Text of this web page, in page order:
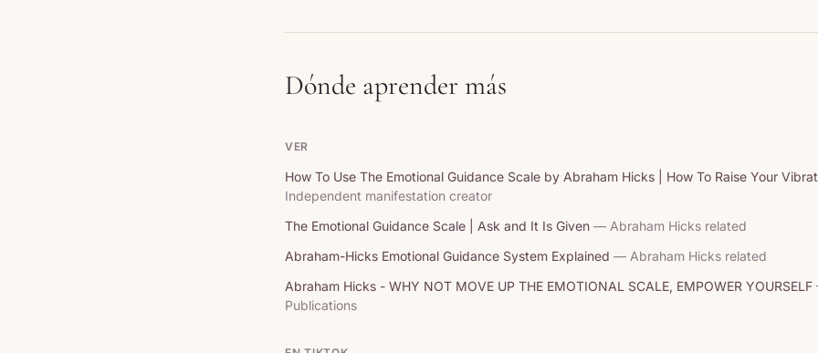
Dónde aprender más
VER
How To Use The Emotional Guidance Scale by Abraham Hicks | How To Raise Your
Independent manifestation creator
The Emotional Guidance Scale | Ask and It Is Given — Abraham Hicks related
Abraham-Hicks Emotional Guidance System Explained — Abraham Hicks related
Abraham Hicks - WHY NOT MOVE UP THE EMOTIONAL SCALE, EMPOWER YOURSELF
Publications